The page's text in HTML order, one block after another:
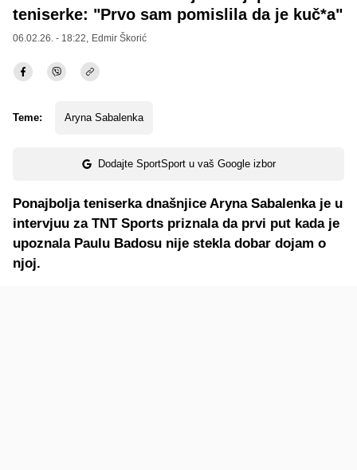
teniserke: "Prvo sam pomislila da je kuč*a"
06.02.26. - 18:22, Edmir Škorić
Teme: Aryna Sabalenka
Dodajte SportSport u vaš Google izbor
Ponajbolja teniserka dnašnjice Aryna Sabalenka je u
intervjuu za TNT Sports priznala da prvi put kada je
upoznala Paulu Badosu nije stekla dobar dojam o
njoj.